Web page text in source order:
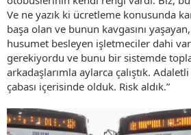
Ve ne yazık ki ücretleme konusunda
başa olan ve bunun kavgasını
husumet besleyen işletmeciler dahi
gerekiyordu ve bunu bir sistemde
arkadaşlarımla aylarca çalıştık.
çabası içerisinde olduk. Risk aldık.”